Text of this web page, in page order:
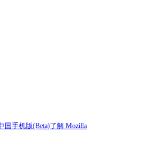
国手机版(Beta)了解 Mozilla